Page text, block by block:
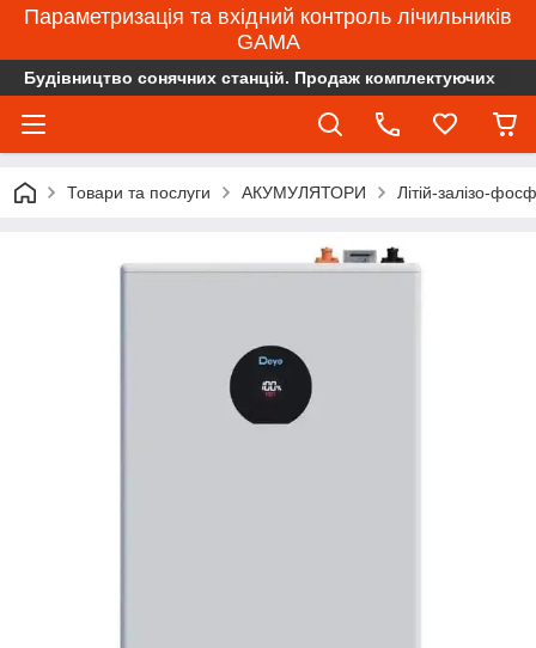
Параметризація та вхідний контроль лічильників
GAMA
Будівництво сонячних станцій. Продаж комплектуючих
Товари та послуги АКУМУЛЯТОРИ Літій-залізо-